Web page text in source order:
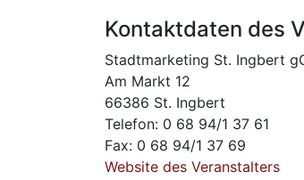
Kontaktdaten des
Stadtmarketing St. Ingbert
Am Markt 12
66386 St. Ingbert
Telefon: 0 68 94/1 37 61
Fax: 0 68 94/1 37 69
Website des Veranstalters